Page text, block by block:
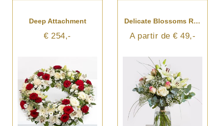
Deep Attachment
€ 254,-
Delicate Blossoms Reverie
A partir de € 49,-